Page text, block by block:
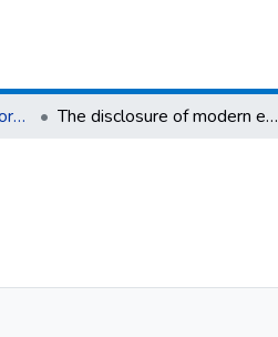
Edukacja – Technika – Informatyka nr 3(17)2016 The disclosure of modern education